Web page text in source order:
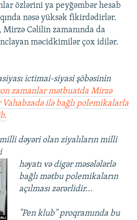
özlərini ya peyğəmbər hesab
nəsə yüksək fikirdədirlər.
Cəlilin zamanında da
məcidkimilər çox idilər.
ictimai-siyasi şöbəsinin
zamanlar mətbuatda Mirzə
ilə bağlı polemikalarla
dəyəri olan ziyalıların milli
həyatı və digər məsələlərlə
bağlı mətbu polemikaların
açılması zərərlidir...
"Pen klub" proqramında bu